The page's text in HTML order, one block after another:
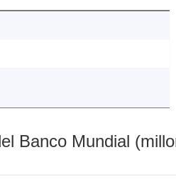
Banco Mundial